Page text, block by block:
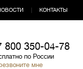
КОНТАКТЫ
800 350-04-78
по России
мне